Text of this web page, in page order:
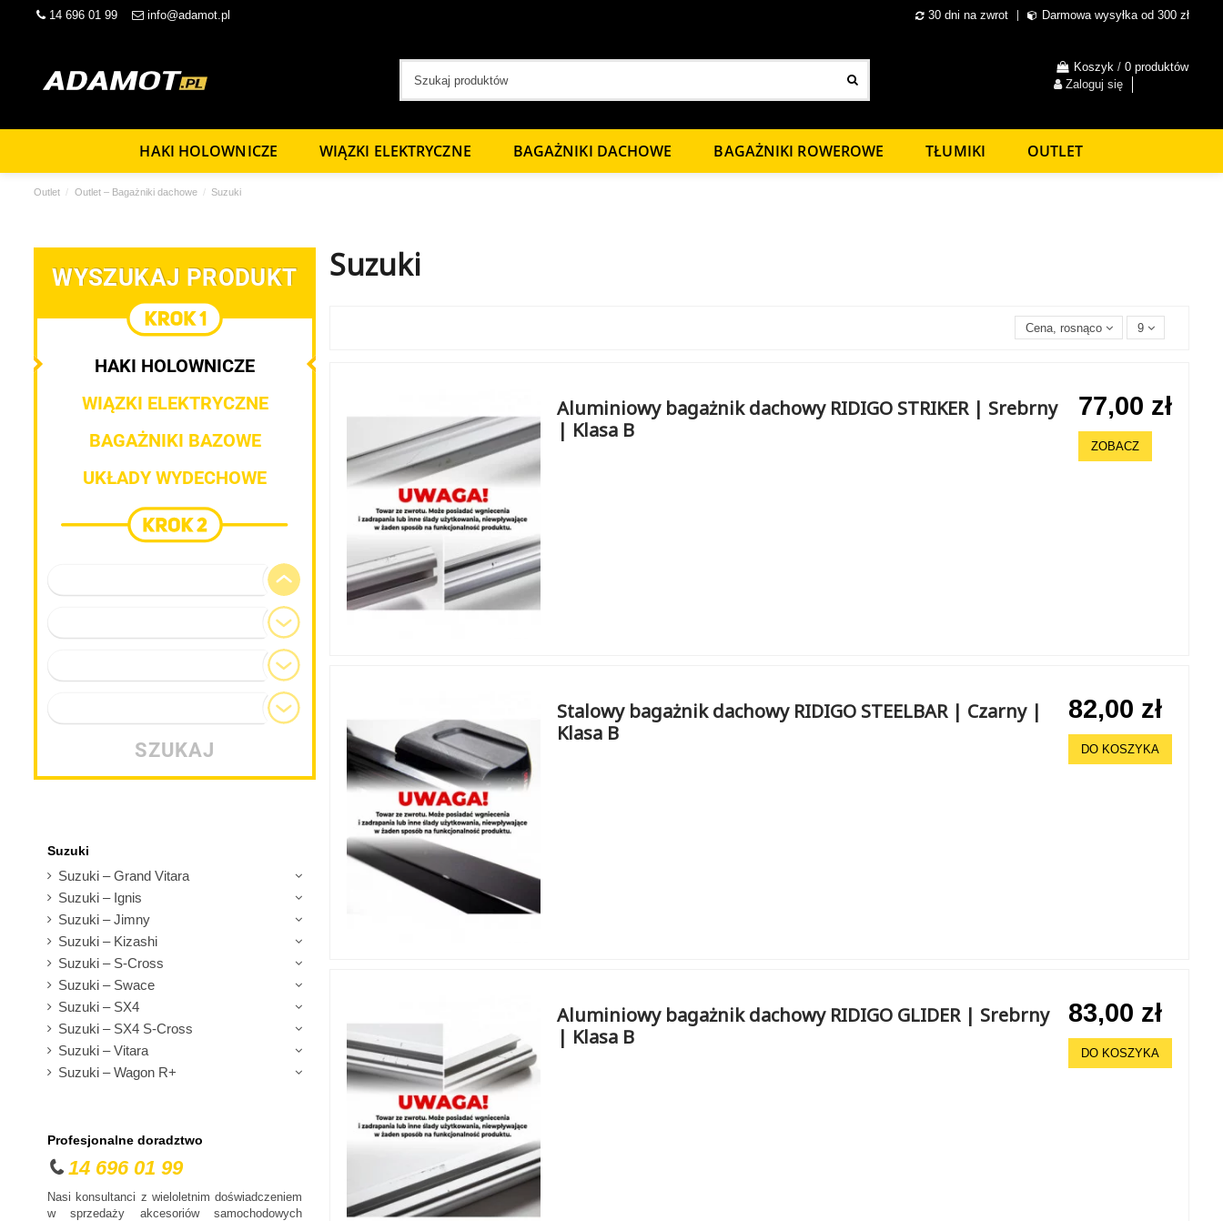
14 696 01 99 info@adamot.pl 30 dni na zwrot Darmowa wysyłka od 300 zł
Koszyk / 0 produktów
Zaloguj się
HAKI HOLOWNICZE WIĄZKI ELEKTRYCZNE BAGAŻNIKI DACHOWE BAGAŻNIKI ROWEROWE TŁUMIKI OUTLET
Outlet Outlet – Bagażniki dachowe Suzuki
Suzuki
Cena, rosnąco 9
Aluminiowy bagażnik dachowy RIDIGO STRIKER | Srebrny
| Klasa B
77,00 zł
ZOBACZ
Stalowy bagażnik dachowy RIDIGO STEELBAR | Czarny |
Klasa B
82,00 zł
DO KOSZYKA
Aluminiowy bagażnik dachowy RIDIGO GLIDER | Srebrny
| Klasa B
83,00 zł
DO KOSZYKA
WYSZUKAJ PRODUKT
HAKI HOLOWNICZE
WIĄZKI ELEKTRYCZNE
BAGAŻNIKI BAZOWE
UKŁADY WYDECHOWE
SZUKAJ
Suzuki
Suzuki – Grand Vitara
Suzuki – Ignis
Suzuki – Jimny
Suzuki – Kizashi
Suzuki – S-Cross
Suzuki – Swace
Suzuki – SX4
Suzuki – SX4 S-Cross
Suzuki – Vitara
Suzuki – Wagon R+
Profesjonalne doradztwo
14 696 01 99
Nasi konsultanci z wieloletnim doświadczeniem
w sprzedaży akcesoriów samochodowych